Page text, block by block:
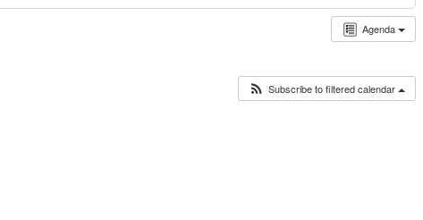
Agenda
Subscribe to filtered calendar